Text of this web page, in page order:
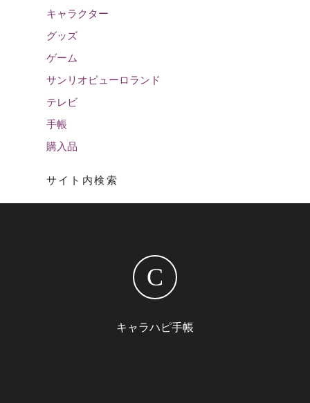
キャラクター
グッズ
ゲーム
サンリオピューロランド
テレビ
手帳
購入品
サイト内検索
C
キャラハピ手帳